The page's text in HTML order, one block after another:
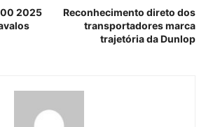
2025
Reconhecimento direto dos
transportadores marca
trajetória da Dunlop